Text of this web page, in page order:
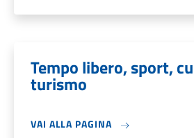
Tempo libero, sport,
turismo
VAI ALLA PAGINA